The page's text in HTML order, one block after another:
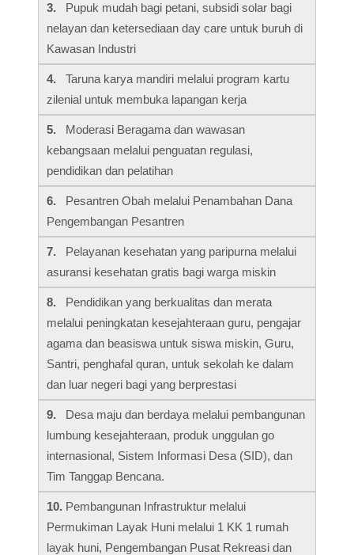
3.
Pupuk mudah bagi petani, subsidi solar bagi
nelayan dan ketersediaan day care untuk buruh di
Kawasan Industri
4.
Taruna karya mandiri melalui program kartu
zilenial untuk membuka lapangan kerja
5.
Moderasi Beragama dan wawasan
kebangsaan melalui penguatan regulasi,
pendidikan dan pelatihan
6. Pesantren Obah melalui Penambahan Dana
Pengembangan Pesantren
7. Pelayanan kesehatan yang paripurna melalui
asuransi kesehatan gratis bagi warga miskin
8. Pendidikan yang berkualitas dan merata
melalui peningkatan kesejahteraan guru, pengajar
agama dan beasiswa untuk siswa miskin, Guru,
Santri, penghafal quran, untuk sekolah ke dalam
dan luar negeri bagi yang berprestasi
9.
Desa maju dan berdaya melalui pembangunan
lumbung kesejahteraan, produk unggulan go
internasional, Sistem Informasi Desa (SID), dan
Tim Tanggap Bencana.
10. Pembangunan Infrastruktur melalui
Permukiman Layak Huni melalui 1 KK 1 rumah
layak huni, Pengembangan Pusat Rekreasi dan